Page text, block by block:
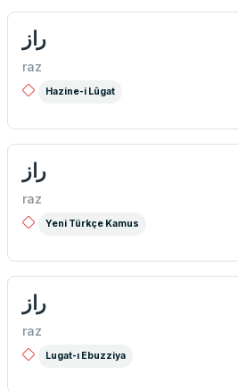
راز
raz
Hazine-i Lûgat
راز
raz
Yeni Türkçe Kamus
راز
raz
Lugat-ı Ebuzziya